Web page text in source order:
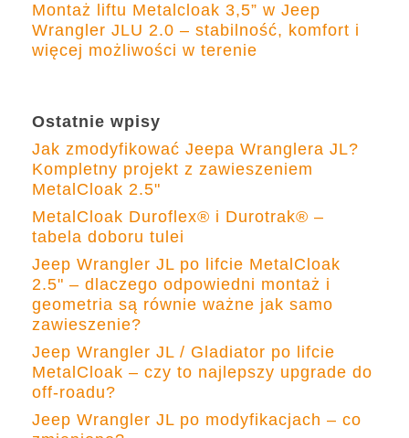
Montaż liftu Metalcloak 3,5” w Jeep
Wrangler JLU 2.0 – stabilność, komfort i
więcej możliwości w terenie
Ostatnie wpisy
Jak zmodyfikować Jeepa Wranglera JL?
Kompletny projekt z zawieszeniem
MetalCloak 2.5"
MetalCloak Duroflex® i Durotrak® –
tabela doboru tulei
Jeep Wrangler JL po lifcie MetalCloak
2.5" – dlaczego odpowiedni montaż i
geometria są równie ważne jak samo
zawieszenie?
Jeep Wrangler JL / Gladiator po lifcie
MetalCloak – czy to najlepszy upgrade do
off-roadu?
Jeep Wrangler JL po modyfikacjach – co